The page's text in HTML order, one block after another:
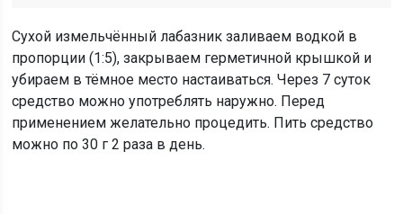
Сухой измельчённый лабазник заливаем водкой в
пропорции (1:5), закрываем герметичной крышкой и
убираем в тёмное место настаиваться. Через 7 суток
средство можно употреблять наружно. Перед
применением желательно процедить. Пить средство
можно по 30 г 2 раза в день.